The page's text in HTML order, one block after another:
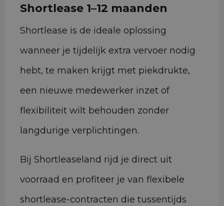
Shortlease 1–12 maanden
Shortlease is de ideale oplossing
wanneer je tijdelijk extra vervoer nodig
hebt, te maken krijgt met piekdrukte,
een nieuwe medewerker inzet of
flexibiliteit wilt behouden zonder
langdurige verplichtingen.
Bij Shortleaseland rijd je direct uit
voorraad en profiteer je van flexibele
shortlease-contracten die tussentijds